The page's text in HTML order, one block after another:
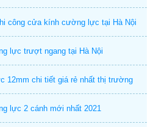
công cửa kính cường lực tại Hà Nội
lực trượt ngang tại Hà Nội
12mm chi tiết giá rẻ nhất thị trường
lực 2 cánh mới nhất 2021